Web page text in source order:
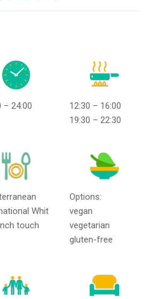
– 24:00
12:30 – 16:00
19:30 – 22:30
Whit
touch
Options:
vegan
vegetarian
gluten-free